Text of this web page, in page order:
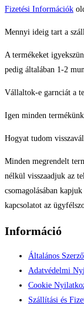
Fizetési Információk
Mennyi ideig tart a
A termékeket
pedig általában 1-2
Vállaltok-e garnciát a
Igen minden
Hogyat tudom
Minden megrendelt
nélkül visszaadjuk az
csomagolásában
kapcsolatot az
Információ
Általános
Adatvédelmi
Cookie
Szállítási és